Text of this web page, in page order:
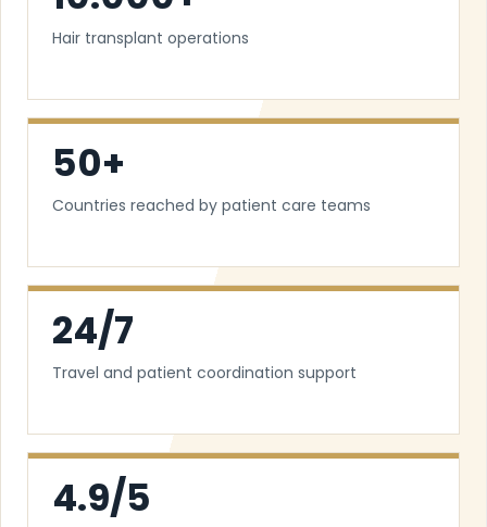
Hair transplant operations
50+
Countries reached by patient care teams
24/7
Travel and patient coordination support
4.9/5